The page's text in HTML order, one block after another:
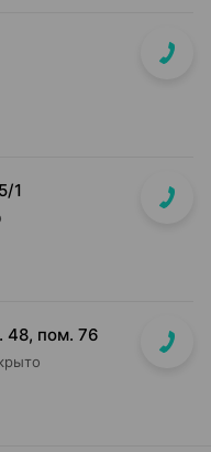
1
48, пом. 76